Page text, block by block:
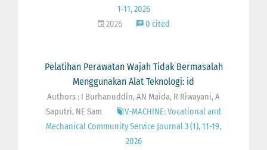
1-11, 2026
2026
0 cited
Pelatihan Perawatan Wajah Tidak Bermasalah
Menggunakan Alat Teknologi: id
Authors : I Burhanuddin, AN Maida, R Riwayani, A
Saputri, NE Sam
V-MACHINE: Vocational and
Mechanical Community Service Journal 3 (1), 11-19,
2026